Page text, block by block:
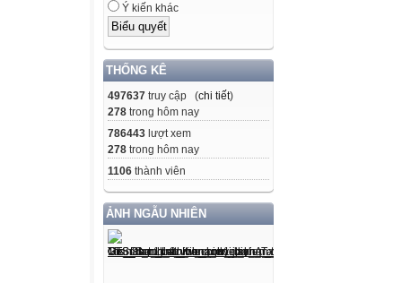
Ý kiến khác
THỐNG KÊ
497637 truy cập (chi tiết)
278 trong hôm nay
786443 lượt xem
278 trong hôm nay
1106 thành viên
ẢNH NGẪU NHIÊN